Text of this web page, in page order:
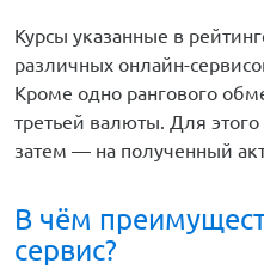
Курсы указанные в
различных онлайн-
Кроме одно рангового
третьей валюты. Для
затем — на полученный
В чём
сервис?